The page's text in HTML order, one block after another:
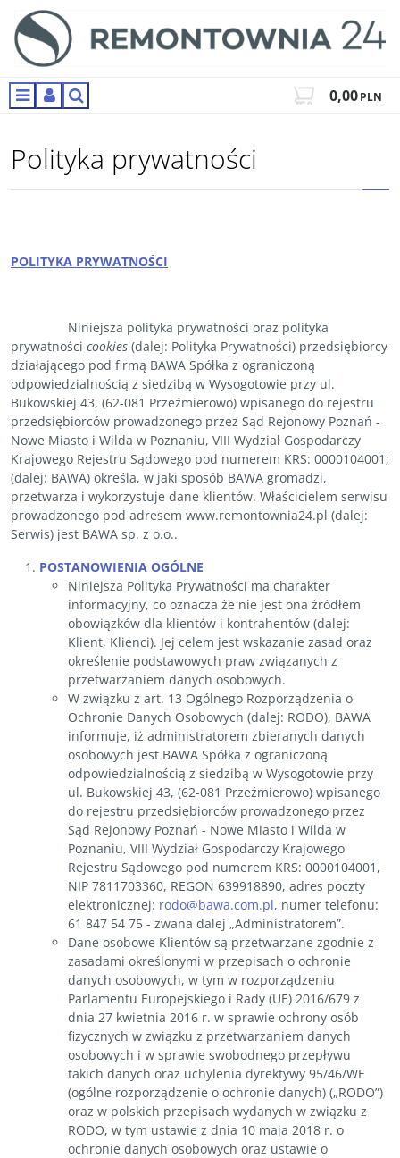
MenuPanelSzukaj 0,00PLN
Polityka prywatności
POLITYKA PRYWATNOŚCI
Niniejsza polityka prywatności oraz polityka
prywatności cookies (dalej: Polityka Prywatności) przedsiębiorcy
działającego pod firmą BAWA Spółka z ograniczoną
odpowiedzialnością z siedzibą w Wysogotowie przy ul.
Bukowskiej 43, (62-081 Przeźmierowo) wpisanego do rejestru
przedsiębiorców prowadzonego przez Sąd Rejonowy Poznań -
Nowe Miasto i Wilda w Poznaniu, VIII Wydział Gospodarczy
Krajowego Rejestru Sądowego pod numerem KRS: 0000104001;
(dalej: BAWA) określa, w jaki sposób BAWA gromadzi,
przetwarza i wykorzystuje dane klientów. Właścicielem serwisu
prowadzonego pod adresem www.remontownia24.pl (dalej:
Serwis) jest BAWA sp. z o.o..
POSTANOWIENIA OGÓLNE
Niniejsza Polityka Prywatności ma charakter
informacyjny, co oznacza że nie jest ona źródłem
obowiązków dla klientów i kontrahentów (dalej:
Klient, Klienci). Jej celem jest wskazanie zasad oraz
określenie podstawowych praw związanych z
przetwarzaniem danych osobowych.
W związku z art. 13 Ogólnego Rozporządzenia o
Ochronie Danych Osobowych (dalej: RODO), BAWA
informuje, iż administratorem zbieranych danych
osobowych jest BAWA Spółka z ograniczoną
odpowiedzialnością z siedzibą w Wysogotowie przy
ul. Bukowskiej 43, (62-081 Przeźmierowo) wpisanego
do rejestru przedsiębiorców prowadzonego przez
Sąd Rejonowy Poznań - Nowe Miasto i Wilda w
Poznaniu, VIII Wydział Gospodarczy Krajowego
Rejestru Sądowego pod numerem KRS: 0000104001,
NIP 7811703360, REGON 639918890, adres poczty
elektronicznej: rodo@bawa.com.pl, numer telefonu:
61 847 54 75 - zwana dalej „Administratorem”.
Dane osobowe Klientów są przetwarzane zgodnie z
zasadami określonymi w przepisach o ochronie
danych osobowych, w tym w rozporządzeniu
Parlamentu Europejskiego i Rady (UE) 2016/679 z
dnia 27 kwietnia 2016 r. w sprawie ochrony osób
fizycznych w związku z przetwarzaniem danych
osobowych i w sprawie swobodnego przepływu
takich danych oraz uchylenia dyrektywy 95/46/WE
(ogólne rozporządzenie o ochronie danych) („RODO”)
oraz w polskich przepisach wydanych w związku z
RODO, w tym ustawie z dnia 10 maja 2018 r. o
ochronie danych osobowych oraz ustawie o